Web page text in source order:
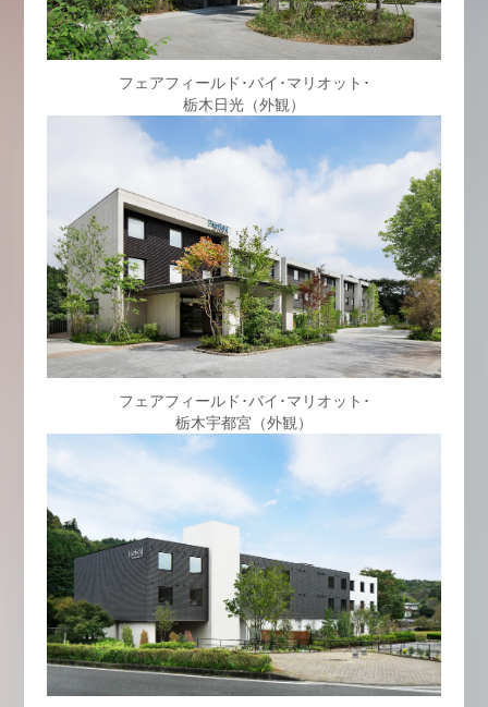
フェアフィールド･バイ･マリオット･
栃木日光（外観）
フェアフィールド･バイ･マリオット･
栃木宇都宮（外観）